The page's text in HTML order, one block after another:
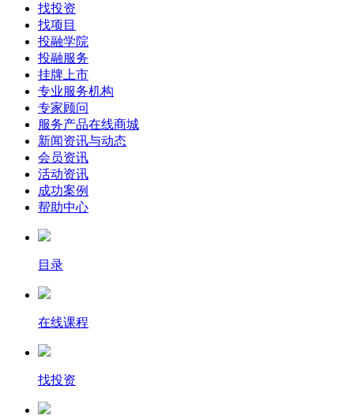
找投资
找项目
投融学院
投融服务
挂牌上市
专业服务机构
专家顾问
服务产品在线商城
新闻资讯与动态
会员资讯
活动资讯
成功案例
帮助中心
目录
在线课程
找投资